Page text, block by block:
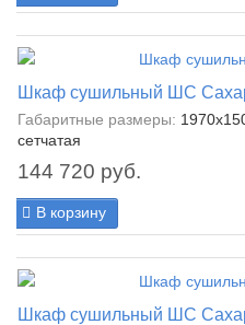
Шкаф сушильный ШС
Габаритные размеры:
сетчатая
144 720 руб.
В корзину
Шкаф сушильный ШС